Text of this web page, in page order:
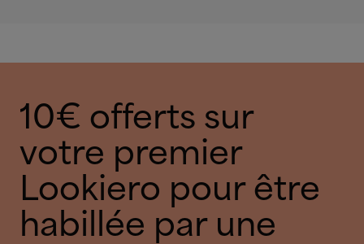
10€ offerts sur
votre premier
Lookiero pour être
habillée par une